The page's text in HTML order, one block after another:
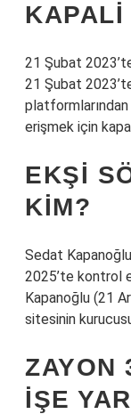
21 Şubat
21 Şubat
platformlarından
erişmek için
EKŞI
KIM?
Sedat
2025’te kontrol
Kapanoğlu (21
sitesinin
ZAYON
IŞE